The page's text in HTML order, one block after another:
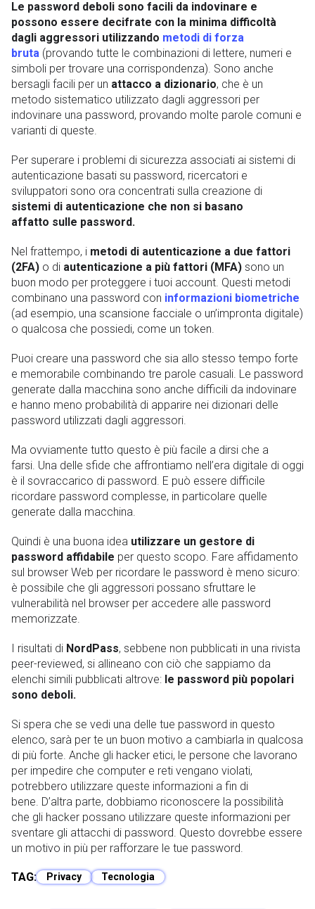
Le password deboli sono facili da indovinare e
possono essere decifrate con la minima difficoltà
dagli aggressori utilizzando metodi di forza
bruta (provando tutte le combinazioni di lettere, numeri e
simboli per trovare una corrispondenza). Sono anche
bersagli facili per un attacco a dizionario, che è un
metodo sistematico utilizzato dagli aggressori per
indovinare una password, provando molte parole comuni e
varianti di queste.
Per superare i problemi di sicurezza associati ai sistemi di
autenticazione basati su password, ricercatori e
sviluppatori sono ora concentrati sulla creazione di
sistemi di autenticazione che non si basano
affatto sulle password.
Nel frattempo, i metodi di autenticazione a due fattori
(2FA) o di autenticazione a più fattori (MFA) sono un
buon modo per proteggere i tuoi account. Questi metodi
combinano una password con informazioni biometriche
(ad esempio, una scansione facciale o un’impronta digitale)
o qualcosa che possiedi, come un token.
Puoi creare una password che sia allo stesso tempo forte
e memorabile combinando tre parole casuali. Le password
generate dalla macchina sono anche difficili da indovinare
e hanno meno probabilità di apparire nei dizionari delle
password utilizzati dagli aggressori.
Ma ovviamente tutto questo è più facile a dirsi che a
farsi. Una delle sfide che affrontiamo nell’era digitale di oggi
è il sovraccarico di password. E può essere difficile
ricordare password complesse, in particolare quelle
generate dalla macchina.
Quindi è una buona idea utilizzare un gestore di
password affidabile per questo scopo. Fare affidamento
sul browser Web per ricordare le password è meno sicuro:
è possibile che gli aggressori possano sfruttare le
vulnerabilità nel browser per accedere alle password
memorizzate.
I risultati di NordPass, sebbene non pubblicati in una rivista
peer-reviewed, si allineano con ciò che sappiamo da
elenchi simili pubblicati altrove: le password più popolari
sono deboli.
Si spera che se vedi una delle tue password in questo
elenco, sarà per te un buon motivo a cambiarla in qualcosa
di più forte. Anche gli hacker etici, le persone che lavorano
per impedire che computer e reti vengano violati,
potrebbero utilizzare queste informazioni a fin di
bene. D’altra parte, dobbiamo riconoscere la possibilità
che gli hacker possano utilizzare queste informazioni per
sventare gli attacchi di password. Questo dovrebbe essere
un motivo in più per rafforzare le tue password.
TAG: Privacy Tecnologia